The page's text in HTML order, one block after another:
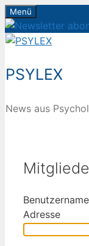
Zum
Inhalt
springen
Menü
PSYLEX
News aus
Adresse